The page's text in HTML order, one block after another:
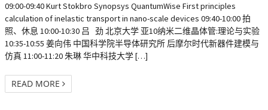
09:00-09:40 Kurt Stokbro Synopsys QuantumWise First principles
calculation of inelastic transport in nano-scale devices 09:40-10:00 拍
照、休息 10:00-10:30 吕 劲 北京大学 亚10纳米二维晶体管:理论与实验
10:35-10:55 姜向伟 中国科学院半导体研究所 后摩尔时代新器件建模与
仿真 11:00-11:20 朱琳 华中科技大学 […]
READ MORE